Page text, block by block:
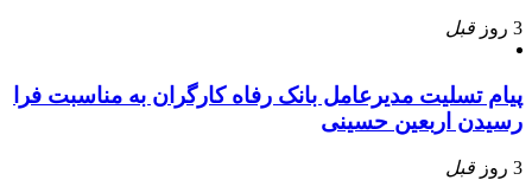
3 روز قبل
پیام تسلیت مدیرعامل بانک رفاه کارگران به مناسبت فرا
رسیدن اربعین حسینی
3 روز قبل